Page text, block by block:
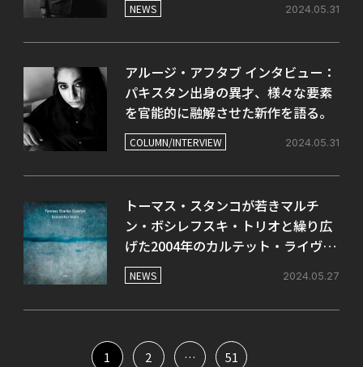
NEWS 2024.05.31
アルージ・アフタブ インタビュー：
パキスタン出身の異才、様々な要素
を官能的に融解させた新作を語る。
COLUMN/INTERVIEW 2024.05.31
トーマス・スタンコが若きマルチ
ン・ボシレフスキ・トリオと繰り広
げた2004年のカルテット・ライヴ音
源が6月にリリース。
NEWS 2024.05.27
1 2 … 51